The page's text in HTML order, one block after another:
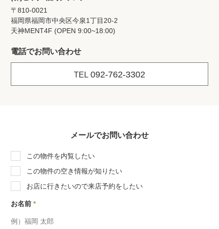
〒810-0021
福岡県福岡市中央区今泉1丁目20‐2
天神MENT4F (OPEN 9:00~18:00)
電話でお問い合わせ
TEL 092-762-3302
メールでお問い合わせ
この物件を内覧したい
この物件の空き情報が知りたい
お店に行きたいので来店予約をしたい
お名前*